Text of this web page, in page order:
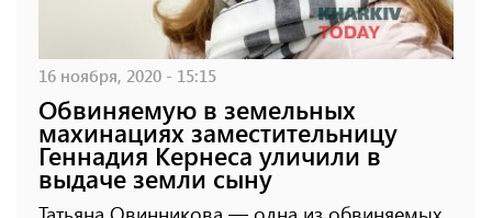
16 ноября, 2020 - 15:15
Обвиняемую в земельных
махинациях заместительницу
Геннадия Кернеса уличили в
выдаче земли сыну